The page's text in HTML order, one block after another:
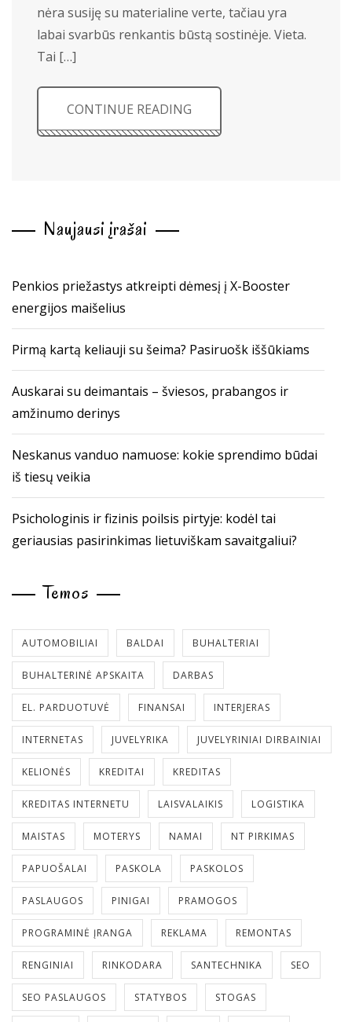
nėra susiję su materialine verte, tačiau yra
labai svarbūs renkantis būstą sostinėje. Vieta.
Tai […]
CONTINUE READING
Naujausi įrašai
Penkios priežastys atkreipti dėmesį į X-Booster
energijos maišelius
Pirmą kartą keliauji su šeima? Pasiruošk iššūkiams
Auskarai su deimantais – šviesos, prabangos ir
amžinumo derinys
Neskanus vanduo namuose: kokie sprendimo būdai
iš tiesų veikia
Psichologinis ir fizinis poilsis pirtyje: kodėl tai
geriausias pasirinkimas lietuviškam savaitgaliui?
Temos
AUTOMOBILIAI BALDAI BUHALTERIAI
BUHALTERINĖ APSKAITA DARBAS
EL. PARDUOTUVĖ FINANSAI INTERJERAS
INTERNETAS JUVELYRIKA JUVELYRINIAI DIRBAINIAI
KELIONĖS KREDITAI KREDITAS
KREDITAS INTERNETU LAISVALAIKIS LOGISTIKA
MAISTAS MOTERYS NAMAI NT PIRKIMAS
PAPUOŠALAI PASKOLA PASKOLOS
PASLAUGOS PINIGAI PRAMOGOS
PROGRAMINĖ ĮRANGA REKLAMA REMONTAS
RENGINIAI RINKODARA SANTECHNIKA SEO
SEO PASLAUGOS STATYBOS STOGAS